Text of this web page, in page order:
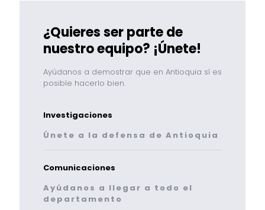
¿Quieres ser parte de
nuestro equipo? ¡Únete!
Ayúdanos a demostrar que en Antioquia sí es
posible hacerlo bien.
Investigaciones
Únete a la defensa de Antioquia
Comunicaciones
Ayúdanos a llegar a todo el
departamento